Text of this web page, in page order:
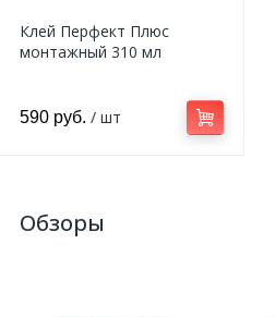
Клей Перфект Плюс
монтажный 310 мл
590 руб. / шт
Обзоры